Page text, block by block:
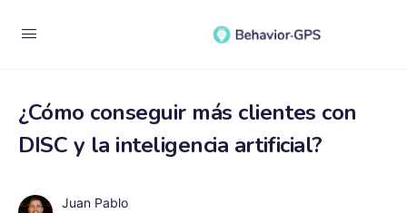
¿Cómo conseguir más clientes con
DISC y la inteligencia artificial?
Juan Pablo